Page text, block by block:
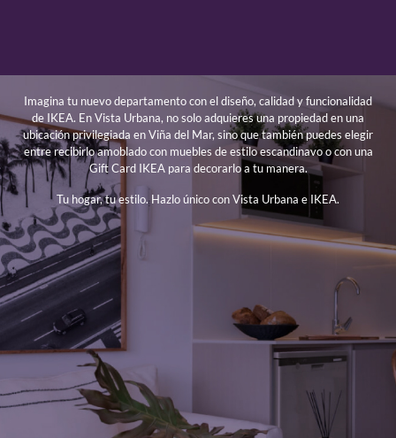
Imagina tu nuevo departamento con el diseño, calidad y funcionalidad
de IKEA. En Vista Urbana, no solo adquieres una propiedad en una
ubicación privilegiada en Viña del Mar, sino que también puedes elegir
entre recibirlo amoblado con muebles de estilo escandinavo o con una
Gift Card IKEA para decorarlo a tu manera.
Tu hogar, tu estilo. Hazlo único con Vista Urbana e IKEA.